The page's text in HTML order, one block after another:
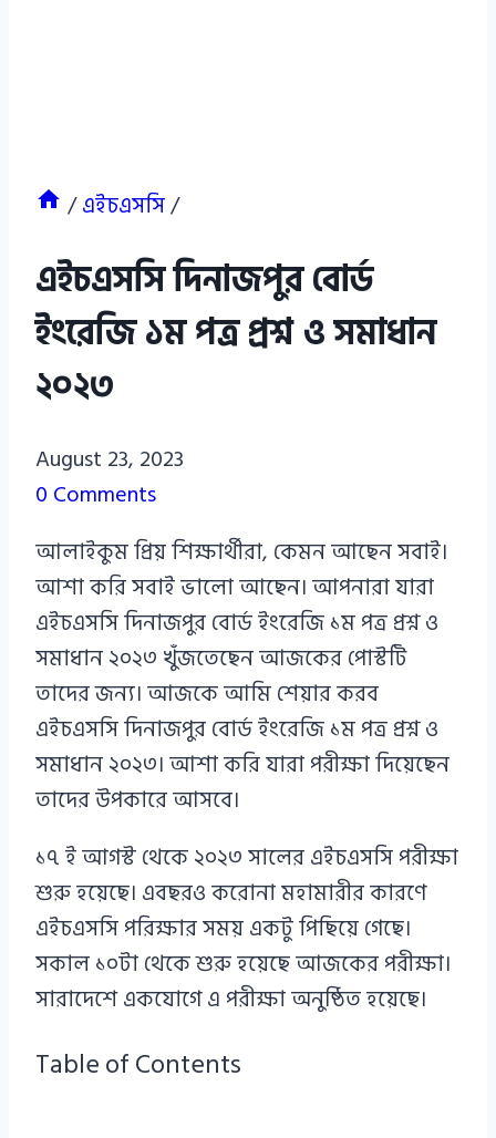
/এইচএসসি/
এইচএসসি দিনাজপুর বোর্ড
ইংরেজি ১ম পত্র প্রশ্ন ও সমাধান
২০২৩
Azizul
Haque
Haque
August 23, 2023
0 Comments
আলাইকুম প্রিয় শিক্ষার্থীরা, কেমন আছেন সবাই।
আশা করি সবাই ভালো আছেন। আপনারা যারা
এইচএসসি দিনাজপুর বোর্ড ইংরেজি ১ম পত্র প্রশ্ন ও
সমাধান ২০২৩ খুঁজতেছেন আজকের পোস্টটি
তাদের জন্য। আজকে আমি শেয়ার করব
এইচএসসি দিনাজপুর বোর্ড ইংরেজি ১ম পত্র প্রশ্ন ও
সমাধান ২০২৩। আশা করি যারা পরীক্ষা দিয়েছেন
তাদের উপকারে আসবে।
১৭ ই আগস্ট থেকে ২০২৩ সালের এইচএসসি পরীক্ষা
শুরু হয়েছে। এবছরও করোনা মহামারীর কারণে
এইচএসসি পরিক্ষার সময় একটু পিছিয়ে গেছে।
সকাল ১০টা থেকে শুরু হয়েছে আজকের পরীক্ষা।
সারাদেশে একযোগে এ পরীক্ষা অনুষ্ঠিত হয়েছে।
Table of Contents